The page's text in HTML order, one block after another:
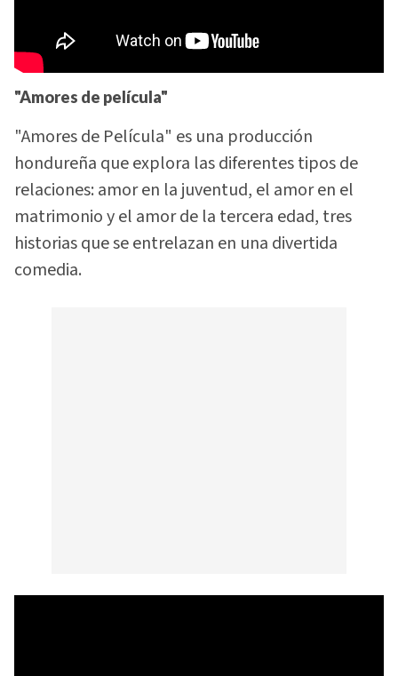
"Amores de película"
"Amores de Película" es una producción
hondureña que explora las diferentes tipos de
relaciones: amor en la juventud, el amor en el
matrimonio y el amor de la tercera edad, tres
historias que se entrelazan en una divertida
comedia.